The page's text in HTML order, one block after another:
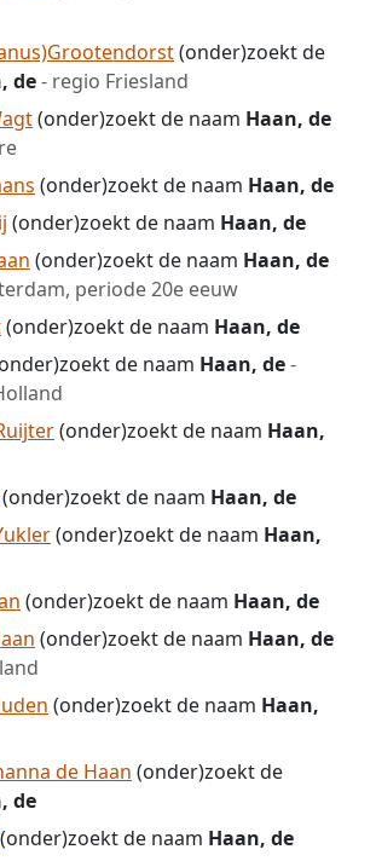
(onder)zoekt de
de- regio Friesland
(onder)zoekt de naam Haan, de
(onder)zoekt de naam Haan, de
(onder)zoekt de naam Haan, de
(onder)zoekt de naam Haan, de
periode 20e eeuw
(onder)zoekt de naam Haan, de
de naam Haan, de-
(onder)zoekt de naam Haan,
(onder)zoekt de naam Haan, de
(onder)zoekt de naam Haan,
(onder)zoekt de naam Haan, de
(onder)zoekt de naam Haan, de
(onder)zoekt de naam Haan,
de Haan (onder)zoekt de
de
(onder)zoekt de naam Haan, de